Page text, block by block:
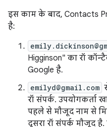
इस काम के बाद, Contacts
है:
Higginson" का रॉ
Google है.
emilyd@gmail.com
रॉ संपर्क. उपयोगकर्ता
पहले से मौजूद नाम से
दूसरा रॉ संपर्क मौजूद